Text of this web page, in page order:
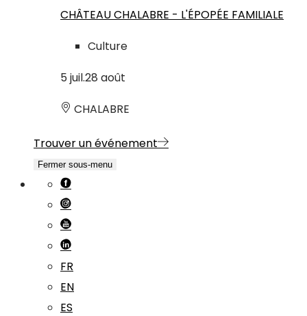
CHÂTEAU CHALABRE - L'ÉPOPÉE FAMILIALE
Culture
5 juil.28 août
CHALABRE
Trouver un événement
Fermer sous-menu
FR
EN
ES